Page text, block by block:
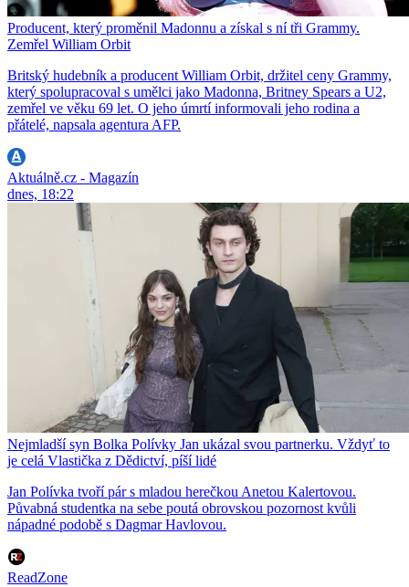
Producent, který proměnil Madonnu a získal s ní tři Grammy.
Zemřel William Orbit
Britský hudebník a producent William Orbit, držitel ceny Grammy,
který spolupracoval s umělci jako Madonna, Britney Spears a U2,
zemřel ve věku 69 let. O jeho úmrtí informovali jeho rodina a
přátelé, napsala agentura AFP.
Aktuálně.cz - Magazín
dnes, 18:22
Nejmladší syn Bolka Polívky Jan ukázal svou partnerku. Vždyť to
je celá Vlastička z Dědictví, píší lidé
Jan Polívka tvoří pár s mladou herečkou Anetou Kalertovou.
Půvabná studentka na sebe poutá obrovskou pozornost kvůli
nápadné podobě s Dagmar Havlovou.
ReadZone